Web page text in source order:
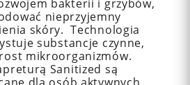
bakterii i grzybów,
nieprzyjemny
skóry. Technologia
substancje czynne,
mikroorganizmów.
Sanitized są